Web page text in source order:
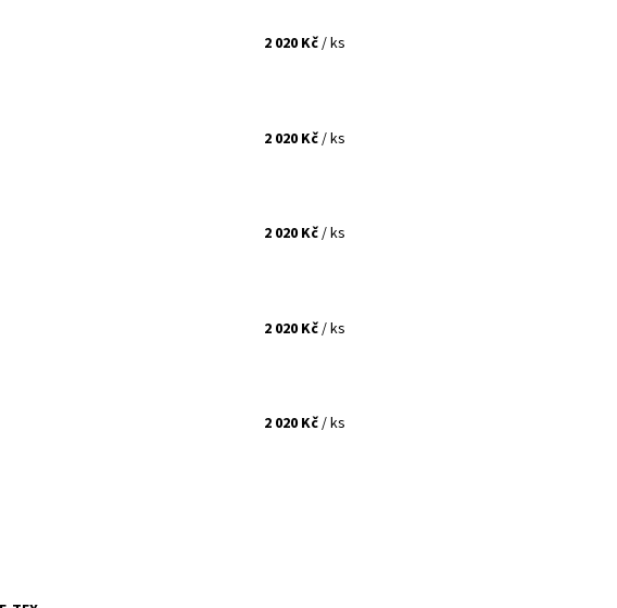
2 020 Kč/ ks
2 020 Kč/ ks
2 020 Kč/ ks
2 020 Kč/ ks
2 020 Kč/ ks